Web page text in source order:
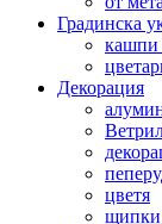
Градинска
кашпи
Декорация
цветя
щипки